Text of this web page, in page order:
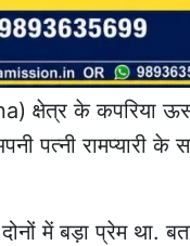
के कपरिया
पत्नी रामप्यारी
में बड़ा प्रेम था.